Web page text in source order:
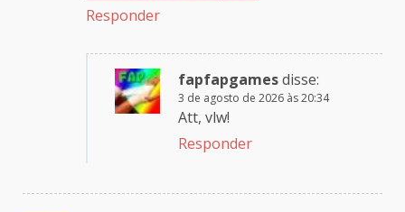
Responder
fapfapgamesdisse:
3 de agosto de 2026 às 20:34
Att, vlw!
Responder